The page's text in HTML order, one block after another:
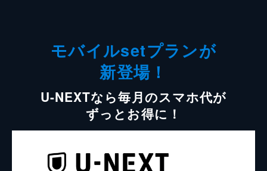
モバイルsetプランが
新登場！
U-NEXTなら毎月のスマホ代が
ずっとお得に！